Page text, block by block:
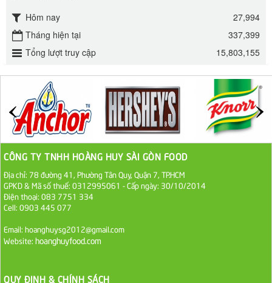
Đường mía thiên nhiên Biên Hòa gói 1kg
ĐƯỜNG SẠCH CÔ BA BIÊN HÒA 1KG
27.000 VND
Đường cát trắng An Khê bao 50kg
1.100.000 VND
Sa Tế Tôm Cholimex PET Hũ 450g
Ớt Sa Tế Cholimex Hũ Thuỷ Tinh 150g
Nước tương cholimex 4,9L
Hôm nay
27,994
Tháng hiện tại
337,399
Tổng lượt truy cập
15,803,155
CÔNG TY TNHH HOÀNG HUY SÀI GÒN FOOD
Địa chỉ: 78 đường 41, Phường Tân Quy, Quận 7, TP.HCM
GPKD & Mã số thuế: 0312995061 - Cấp ngày: 30/10/2014
Điện thoại: 083 7751 334
Cell: 0903 445 077
Email: hoanghuysg2012@gmail.com
Website: hoanghuyfood.com
QUY ĐỊNH & CHÍNH SÁCH